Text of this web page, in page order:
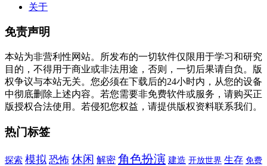
关于
免责声明
本站为非营利性网站。所发布的一切软件仅限用于学习和研究
目的，不得用于商业或非法用途，否则，一切后果请自负。版
权争议与本站无关。您必须在下载后的24小时内，从您的设备
中彻底删除上述内容。若您需要非免费软件或服务，请购买正
版授权合法使用。若侵犯您权益，请提供版权资料联系我们。
热门标签
探索 模拟 恐怖 休闲 解密 角色扮演 建造 开放世界 生存 免费